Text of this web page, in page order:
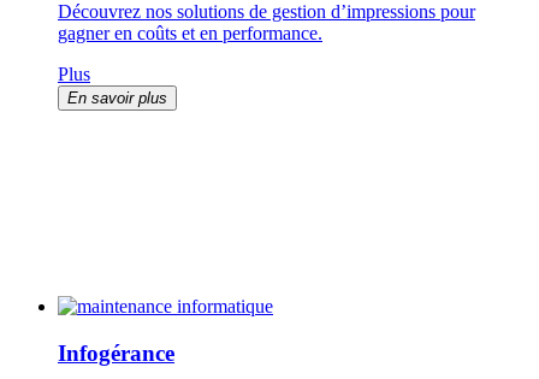
Découvrez nos solutions de gestion d’impressions pour
gagner en coûts et en performance.
Plus
En savoir plus
Infogérance